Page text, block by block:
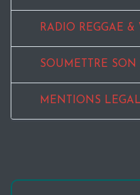
RADIO REGGAE &
SOUMETTRE SON
MENTIONS